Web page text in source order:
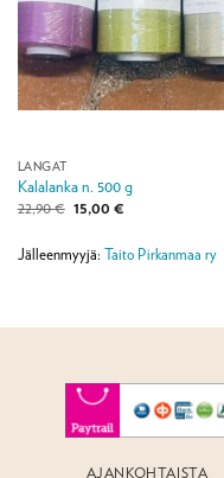
LANGAT
Kalalanka n. 500 g
22,90€ Alkuperäinen
hinta
22,90 €.
15,00 €Nykyinen
15,00 €.
Jälleenmyyjä: Taito Pirkanmaa ry
AJANKOHTAISTA